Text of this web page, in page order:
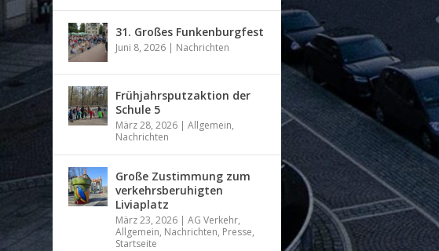
31. Großes Funkenburgfest
Juni 8, 2026 | Nachrichten
Frühjahrsputzaktion der
Schule 5
März 28, 2026 |Allgemein,
Nachrichten
Große Zustimmung zum
verkehrsberuhigten
Liviaplatz
März 23, 2026 |AG Verkehr,
Allgemein, Nachrichten, Presse,
Startseite